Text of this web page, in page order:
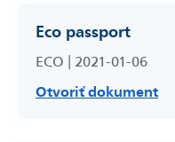
Eco passport
ECO | 2021-01-06
Otvoriť dokument